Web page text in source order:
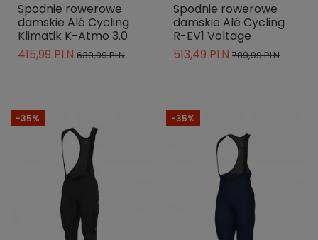
Spodnie rowerowe
damskie Alé Cycling
Klimatik K-Atmo 3.0
415,99 PLN 639,99 PLN
Spodnie rowerowe
damskie Alé Cycling
R-EV1 Voltage
513,49 PLN 789,99 PLN
-35% -35%